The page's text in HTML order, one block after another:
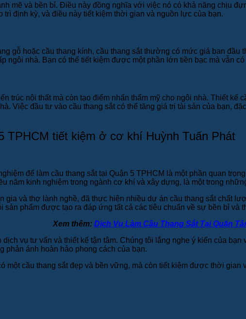
mẽ và bền bỉ. Điều này đồng nghĩa với việc nó có khả năng chịu
định kỳ, và điều này tiết kiệm thời gian và nguồn lực của bạn.
gỗ hoặc cầu thang kính, cầu thang sắt thường có mức giá ban
ngôi nhà. Bạn có thể tiết kiệm được một phần lớn tiền bạc mà vẫn
trúc nội thất mà còn tạo điểm nhấn thẩm mỹ cho ngôi nhà. Thiết kế
Việc đầu tư vào cầu thang sắt có thể tăng giá trị tài sản của bạn,
TPHCM tiết kiệm ở cơ khí Huỳnh Tuấn Phát
để làm cầu thang sắt tại Quận 5 TPHCM là một phần quan
năm kinh nghiệm trong ngành cơ khí và xây dựng, là một trong
gia và thợ lành nghề, đã thực hiện nhiều dự án cầu thang sắt chất
sản phẩm được tạo ra đáp ứng tất cả các tiêu chuẩn về sự bền bỉ và
Xem thêm: Dịch Vụ Làm Cầu Thang Sắt Tại Quận
vụ tư vấn và thiết kế tận tâm. Chúng tôi lắng nghe ý kiến của
phản ánh hoàn hảo phong cách của bạn.
một cầu thang sắt đẹp và bền vững, mà còn tiết kiệm được thời